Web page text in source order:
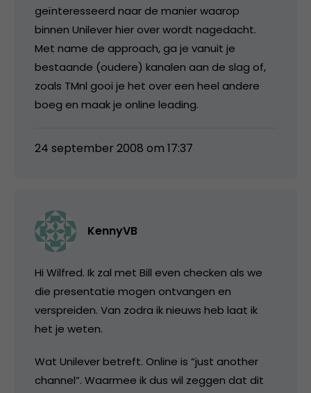
geïnteresseerd naar de manier waarop
binnen Unilever hier over wordt nagedacht.
Met name de approach, ga je vanuit je
bestaande (oudere) kanalen aan de slag of,
zoals TMnl gooi je het over een heel andere
boeg en maak je online leading.
24 september 2008 om 17:37
KennyVB
Hi Wilfred. Ik zal met Bill even checken als we
die presentatie mogen ontvangen en
verspreiden. Van zodra ik nieuws heb laat ik
het je weten.
Wat Unilever betreft. Online is “just another
channel”. Waarmee ik dus wil zeggen dat dit